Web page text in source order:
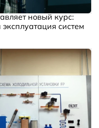
новый курс:
систем